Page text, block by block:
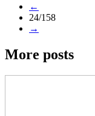
←
24/158
→
More posts